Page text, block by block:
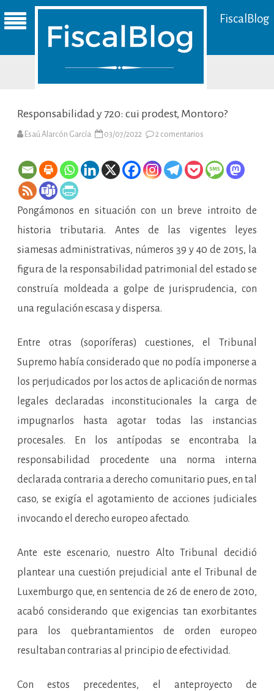
FiscalBlog
Responsabilidad y 720: cui prodest, Montoro?
Esaú Alarcón García 03/07/2022 2 comentarios
720:
cui
prodest,
Pongámonos en situación con un breve introito de
historia tributaria. Antes de las vigentes leyes
siamesas administrativas, números 39 y 40 de 2015, la
figura de la responsabilidad patrimonial del estado se
construía moldeada a golpe de jurisprudencia, con
una regulación escasa y dispersa.
Entre otras (soporíferas) cuestiones, el Tribunal
Supremo había considerado que no podía imponerse a
los perjudicados por los actos de aplicación de normas
legales declaradas inconstitucionales la carga de
impugnarlos hasta agotar todas las instancias
procesales. En los antípodas se encontraba la
responsabilidad procedente una norma interna
declarada contraria a derecho comunitario pues, en tal
caso, se exigía el agotamiento de acciones judiciales
invocando el derecho europeo afectado.
Ante este escenario, nuestro Alto Tribunal decidió
plantear una cuestión prejudicial ante el Tribunal de
Luxemburgo que, en sentencia de 26 de enero de 2010,
acabó considerando que exigencias tan exorbitantes
para los quebrantamientos de orden europeo
resultaban contrarias al principio de efectividad.
Con estos precedentes, el anteproyecto de